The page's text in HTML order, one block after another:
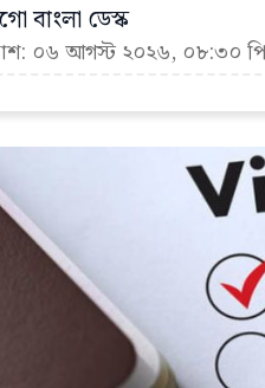
বাংলা ডেস্ক
০৬ আগস্ট ২০২৬, ০৮:৩০